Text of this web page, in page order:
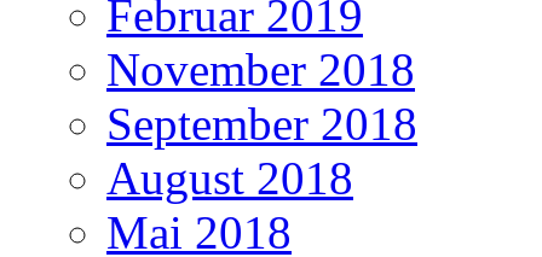
Februar 2019
November 2018
September 2018
August 2018
Mai 2018